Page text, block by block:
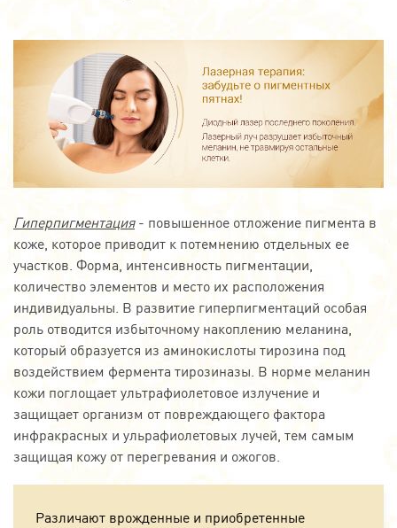
Гиперпигментация- повышенное отложение пигмента в
коже, которое приводит к потемнению отдельных ее
участков. Форма, интенсивность пигментации,
количество элементов и место их расположения
индивидуальны. В развитие гиперпигментаций особая
роль отводится избыточному накоплению меланина,
который образуется из аминокислоты тирозина под
воздействием фермента тирозиназы. В норме меланин
кожи поглощает ультрафиолетовое излучение и
защищает организм от повреждающего фактора
инфракрасных и ульрафиолетовых лучей, тем самым
защищая кожу от перегревания и ожогов.
Различают врожденные и приобретенные